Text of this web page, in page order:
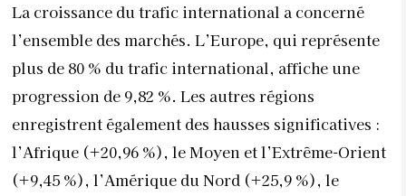
La croissance du trafic international a concerné
l’ensemble des marchés. L’Europe, qui représente
plus de 80 % du trafic international, affiche une
progression de 9,82 %. Les autres régions
enregistrent également des hausses significatives :
l’Afrique (+20,96 %), le Moyen et l’Extrême-Orient
(+9,45 %), l’Amérique du Nord (+25,9 %), le